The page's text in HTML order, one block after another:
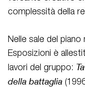
complessità della
Nelle sale del
Esposizioni è
lavori del gruppo:
della battaglia